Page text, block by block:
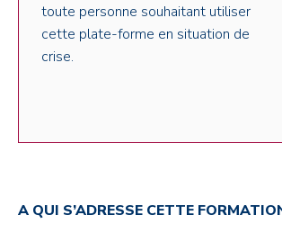
toute personne souhaitant utiliser
cette plate-forme en situation de
crise.
A QUI S’ADRESSE CETTE